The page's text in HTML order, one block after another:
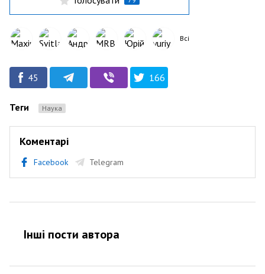
Всі
45 166
Теги Наука
Коментарі
Facebook Telegram
Інші пости автора